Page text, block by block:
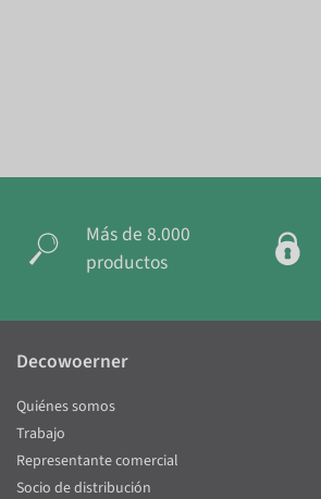
Más de 8.000
productos
Decowoerner
Quiénes somos
Trabajo
Representante comercial
Socio de distribución